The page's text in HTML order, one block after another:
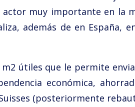
muy importante en la
además de en España,
útiles que le permite
económica,
(posteriormente